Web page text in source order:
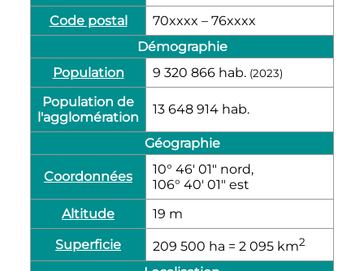
Code postal
70xxxx – 76xxxx
Démographie
Population
9 320 866 hab. (2023)
Population de
l'agglomération
13 648 914 hab.
Géographie
Coordonnées
10° 46′ 01″ nord,
106° 40′ 01″ est
Altitude
19 m
Superficie
209 500 ha = 2 095 km2